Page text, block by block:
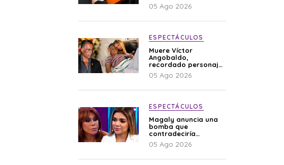
05 Ago 2026
ESPECTÁCULOS
Muere Víctor
Angobaldo,
recordado personaje
de la farándula y
expareja de Shirley
05 Ago 2026
ESPECTÁCULOS
Magaly anuncia una
bomba que
contradeciría
comunicado de La
Bella Luz: “Hay un
05 Ago 2026